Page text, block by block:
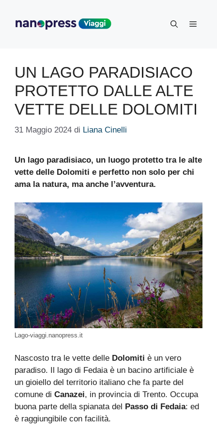
contenuto
Menu
UN LAGO PARADISIACO
PROTETTO DALLE ALTE
VETTE DELLE DOLOMITI
31 Maggio 2024 di Liana Cinelli
Un lago paradisiaco, un luogo protetto tra le alte
vette delle Dolomiti e perfetto non solo per chi
ama la natura, ma anche l’avventura.
Lago-viaggi.nanopress.it
Nascosto tra le vette delle Dolomiti è un vero
paradiso. Il lago di Fedaia è un bacino artificiale è
un gioiello del territorio italiano che fa parte del
comune di Canazei, in provincia di Trento. Occupa
buona parte della spianata del
Passo di Fedaia: ed
è raggiungibile con facilità.